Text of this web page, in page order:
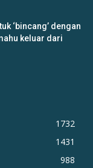
‘bincang’ dengan
keluar dari
1732
1431
988